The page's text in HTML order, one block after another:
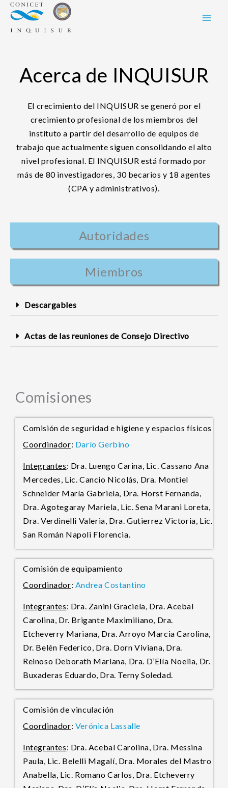
Skip
content
Acerca de INQUISUR
El crecimiento del INQUISUR se generó por el
crecimiento profesional de los miembros del
instituto a partir del desarrollo de equipos de
trabajo que actualmente siguen consolidando el alto
nivel profesional. El INQUISUR está formado por
más de 80 investigadores, 30 becarios y 18 agentes
(CPA y administrativos).
Autoridades
Miembros
Descargables
Actas de las reuniones de Consejo Directivo
Comisiones
Comisión de seguridad e higiene y espacios físicos
Coordinador: Darío Gerbino
Integrantes: Dra. Luengo Carina, Lic. Cassano Ana
Mercedes, Lic. Cancio Nicolás, Dra. Montiel
Schneider María Gabriela, Dra. Horst Fernanda,
Dra. Agotegaray Mariela, Lic. Sena Marani Loreta,
Dra. Verdinelli Valeria, Dra. Gutierrez Victoria, Lic.
San Román Napoli Florencia.
Comisión de equipamiento
Coordinador: Andrea Costantino
Integrantes: Dra. Zanini Graciela, Dra. Acebal
Carolina, Dr. Brigante Maximiliano, Dra.
Etcheverry Mariana, Dra. Arroyo Marcia Carolina,
Dr. Belén Federico, Dra. Dorn Viviana, Dra.
Reinoso Deborath Mariana, Dra. D’Elía Noelia, Dr.
Buxaderas Eduardo, Dra. Terny Soledad.
Comisión de vinculación
Coordinador: Verónica Lassalle
Integrantes: Dra. Acebal Carolina, Dra. Messina
Paula, Lic. Belelli Magalí, Dra. Morales del Mastro
Anabella, Lic. Romano Carlos, Dra. Etcheverry